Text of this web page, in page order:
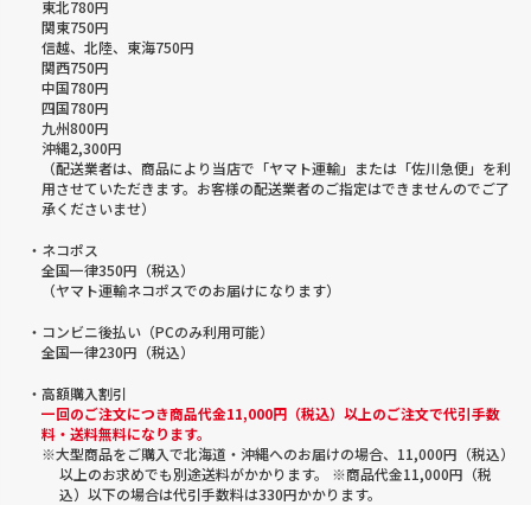
東北780円
関東750円
信越、北陸、東海750円
関西750円
中国780円
四国780円
九州800円
沖縄2,300円
（配送業者は、商品により当店で「ヤマト運輸」または「佐川急便」を利
用させていただきます。お客様の配送業者のご指定はできませんのでご了
承くださいませ）
・ネコポス
全国一律350円（税込）
（ヤマト運輸ネコポスでのお届けになります）
・コンビニ後払い（PCのみ利用可能）
全国一律230円（税込）
・高額購入割引
一回のご注文につき商品代金11,000円（税込）以上のご注文で代引手数
料・送料無料になります。
※大型商品をご購入で北海道・沖縄へのお届けの場合、11,000円（税込）
以上のお求めでも別途送料がかかります。 ※商品代金11,000円（税
込）以下の場合は代引手数料は330円かかります。